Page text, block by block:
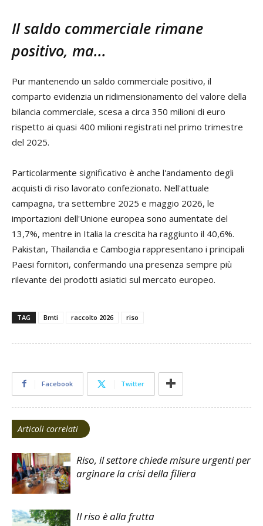
Il saldo commerciale rimane
positivo, ma...
Pur mantenendo un saldo commerciale positivo, il
comparto evidenzia un ridimensionamento del valore della
bilancia commerciale, scesa a circa 350 milioni di euro
rispetto ai quasi 400 milioni registrati nel primo trimestre
del 2025.
Particolarmente significativo è anche l'andamento degli
acquisti di riso lavorato confezionato. Nell'attuale
campagna, tra settembre 2025 e maggio 2026, le
importazioni dell'Unione europea sono aumentate del
13,7%, mentre in Italia la crescita ha raggiunto il 40,6%.
Pakistan, Thailandia e Cambogia rappresentano i principali
Paesi fornitori, confermando una presenza sempre più
rilevante dei prodotti asiatici sul mercato europeo.
TAG Bmti raccolto 2026 riso
Facebook Twitter
Articoli correlati
Riso, il settore chiede misure urgenti per
arginare la crisi della filiera
Il riso è alla frutta